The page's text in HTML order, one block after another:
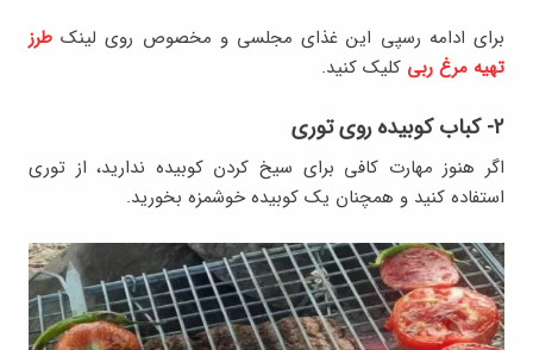
برای ادامه رسپی این غذای مجلسی و مخصوص روی لینک طرز
تهیه مرغ ربی کلیک کنید.
۲- کباب کوبیده روی توری
اگر هنوز مهارت کافی برای سیخ کردن کوبیده ندارید، از توری
استفاده کنید و همچنان یک کوبیده خوشمزه بخورید.